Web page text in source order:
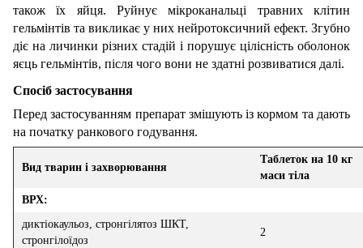
також їх яйця. Руйнує мікроканальці травних клітин
гельмінтів та викликає у них нейротоксичний ефект. Згубно
діє на личинки різних стадій і порушує цілісність оболонок
яєць гельмінтів, після чого вони не здатні розвиватися далі.
Спосіб застосування
Перед застосуванням препарат змішують із кормом та дають
на початку ранкового годування.
Вид тварин і захворювання
Таблеток на 10 кг
маси тіла
ВРХ:
диктіокаульоз, стронгілятоз ШКТ,
стронгілоїдоз
2